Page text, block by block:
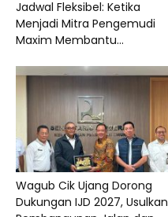
Jadwal Fleksibel: Ketika
Menjadi Mitra Pengemudi
Maxim Membantu...
Wagub Cik Ujang Dorong
Dukungan IJD 2027, Usulkan